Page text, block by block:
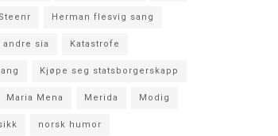
Herman flesvig sang
sia Katastrofe
Kjøpe seg statsborgerskapp
Maria Mena Merida Modig
norsk humor